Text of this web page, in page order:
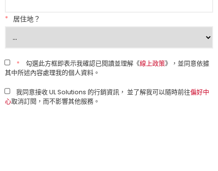
* 居住地？
* 勾選此方框即表示我確認已閱讀並理解《線上政策》，並同意依據
其中所述內容處理我的個人資料。
我同意接收 UL Solutions 的行銷資訊， 並了解我可以隨時前往偏好中
心取消訂閱，而不影響其他服務。